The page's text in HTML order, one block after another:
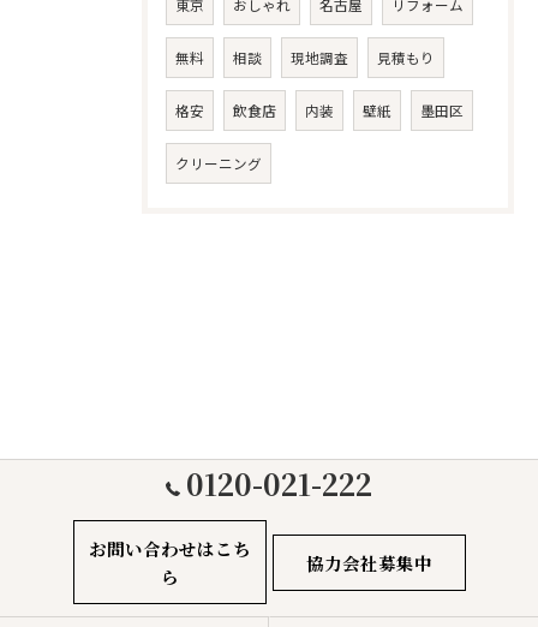
東京 おしゃれ 名古屋 リフォーム
無料 相談 現地調査 見積もり
格安 飲食店 内装 壁紙 墨田区
クリーニング
0120-021-222
お問い合わせはこち
ら
協力会社募集中